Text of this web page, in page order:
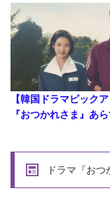
【韓国ドラマピックア
『おつかれさま』あ
ドラマ『お